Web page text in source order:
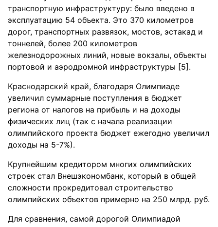
транспортную инфраструктуру: было введено в
эксплуатацию 54 объекта. Это 370 километров
дорог, транспортных развязок, мостов, эстакад и
тоннелей, более 200 километров
железнодорожных линий, новые вокзалы, объекты
портовой и аэродромной инфраструктуры [5].
Краснодарский край, благодаря Олимпиаде
увеличил суммарные поступления в бюджет
региона от налогов на прибыль и на доходы
физических лиц (так с начала реализации
олимпийского проекта бюджет ежегодно увеличил
доходы на 5-7%).
Крупнейшим кредитором многих олимпийских
строек стал Внешэкономбанк, который в общей
сложности прокредитовал строительство
олимпийских объектов примерно на 250 млрд. руб.
Для сравнения, самой дорогой Олимпиадой